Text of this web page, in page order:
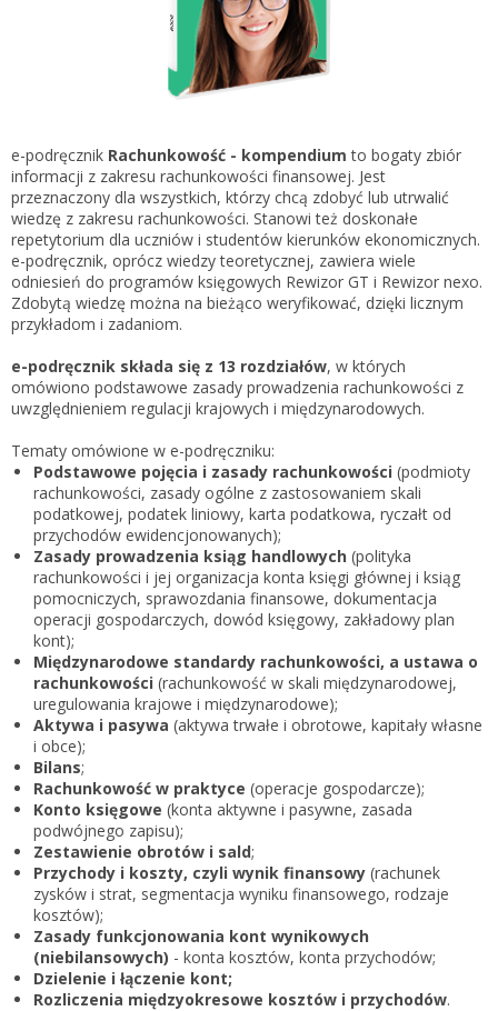
Gestor nexo PRO krok po kroku
KSeF w Subiekcie GT
KSeF w Subiekcie nexo/nexo PRO
KSeF w Rachmistrzu i Rewizorze GT
Portal Dokumentów z obsługą KSeF dla firm
Portal Dokumentów z obsługą KSeF dla biur
rachunkowych
Logowanie do Akademi InsERT
Login
Hasło
Zapomniałem hasła
Nie masz konta
Zarejestruj
e-podręcznik Rachunkowość - kompendium to bogaty zbiór
informacji z zakresu rachunkowości finansowej. Jest
przeznaczony dla wszystkich, którzy chcą zdobyć lub utrwalić
wiedzę z zakresu rachunkowości. Stanowi też doskonałe
repetytorium dla uczniów i studentów kierunków ekonomicznych.
e-podręcznik, oprócz wiedzy teoretycznej, zawiera wiele
odniesień do programów księgowych Rewizor GT i Rewizor nexo.
Zdobytą wiedzę można na bieżąco weryfikować, dzięki licznym
przykładom i zadaniom.
e-podręcznik składa się z 13 rozdziałów, w których
omówiono podstawowe zasady prowadzenia rachunkowości z
uwzględnieniem regulacji krajowych i międzynarodowych.
Tematy omówione w e-podręczniku:
Podstawowe pojęcia i zasady rachunkowości (podmioty
rachunkowości, zasady ogólne z zastosowaniem skali
podatkowej, podatek liniowy, karta podatkowa, ryczałt od
przychodów ewidencjonowanych);
Zasady prowadzenia ksiąg handlowych (polityka
rachunkowości i jej organizacja konta księgi głównej i ksiąg
pomocniczych, sprawozdania finansowe, dokumentacja
operacji gospodarczych, dowód księgowy, zakładowy plan
kont);
Międzynarodowe standardy rachunkowości, a ustawa o
rachunkowości (rachunkowość w skali międzynarodowej,
uregulowania krajowe i międzynarodowe);
Aktywa i pasywa (aktywa trwałe i obrotowe, kapitały własne
i obce);
Bilans;
Rachunkowość w praktyce (operacje gospodarcze);
Konto księgowe (konta aktywne i pasywne, zasada
podwójnego zapisu);
Zestawienie obrotów i sald;
Przychody i koszty, czyli wynik finansowy (rachunek
zysków i strat, segmentacja wyniku finansowego, rodzaje
kosztów);
Zasady funkcjonowania kont wynikowych
(niebilansowych) - konta kosztów, konta przychodów;
Dzielenie i łączenie kont;
Rozliczenia międzyokresowe kosztów i przychodów.